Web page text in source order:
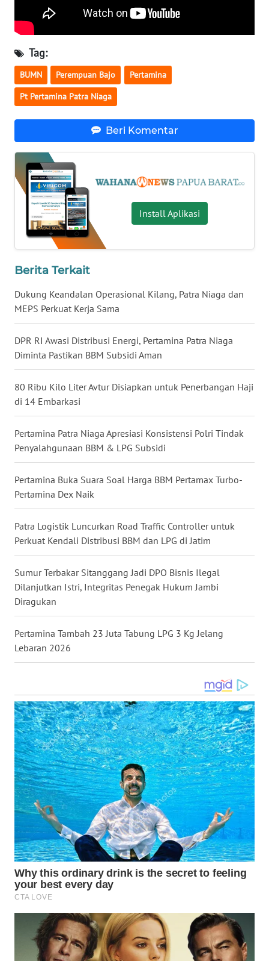
Tag:
BUMN Perempuan Bajo Pertamina
Pt Pertamina Patra Niaga
Beri Komentar
Install Aplikasi
Berita Terkait
Dukung Keandalan Operasional Kilang, Patra Niaga dan
MEPS Perkuat Kerja Sama
DPR RI Awasi Distribusi Energi, Pertamina Patra Niaga
Diminta Pastikan BBM Subsidi Aman
80 Ribu Kilo Liter Avtur Disiapkan untuk Penerbangan Haji
di 14 Embarkasi
Pertamina Patra Niaga Apresiasi Konsistensi Polri Tindak
Penyalahgunaan BBM & LPG Subsidi
Pertamina Buka Suara Soal Harga BBM Pertamax Turbo-
Pertamina Dex Naik
Patra Logistik Luncurkan Road Traffic Controller untuk
Perkuat Kendali Distribusi BBM dan LPG di Jatim
Sumur Terbakar Sitanggang Jadi DPO Bisnis Ilegal
Dilanjutkan Istri, Integritas Penegak Hukum Jambi
Diragukan
Pertamina Tambah 23 Juta Tabung LPG 3 Kg Jelang
Lebaran 2026
NUSANTARA
WN
JOGJA
BALI
WN
KALBAR
WN
WN
KALTARA
WN
KALSEL
WN
KALTIM
SULSEL
GORONTALO
SULUT
MALUKU
WN
MALUT
WN
DAIRI
WN
DANAU
TOBA
WN
NIAS
WN
LANGKAT
WN
TAPANULI
SELATAN
WN
LESUNG
WN